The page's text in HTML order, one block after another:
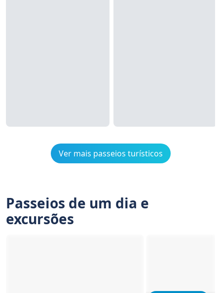
Ver mais passeios turísticos
Passeios de um dia e
excursões